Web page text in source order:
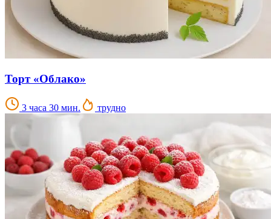
Торт «Облако»
3 часа 30 мин. трудно